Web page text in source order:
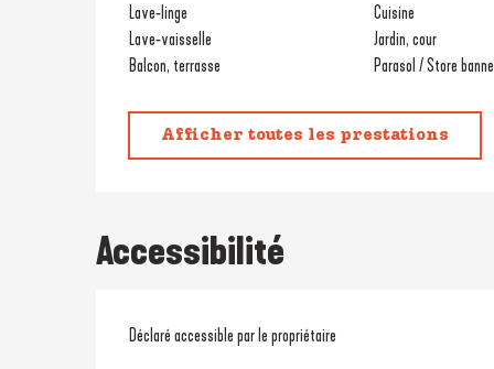
Lave-linge
Cuisine
Lave-vaisselle
Jardin, cour
Balcon, terrasse
Parasol / Store banne
Afficher toutes les prestations
Accessibilité
Déclaré accessible par le propriétaire